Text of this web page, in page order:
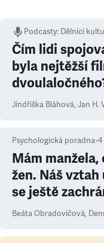
Podcasty: Dělníci
Čím lidi
byla nejtěžší
Jindřiška Bláhová, Jan H.
Psychologická poradna•4
Mám
žen. Náš vztah
se ještě
Beáta Obradovičová,